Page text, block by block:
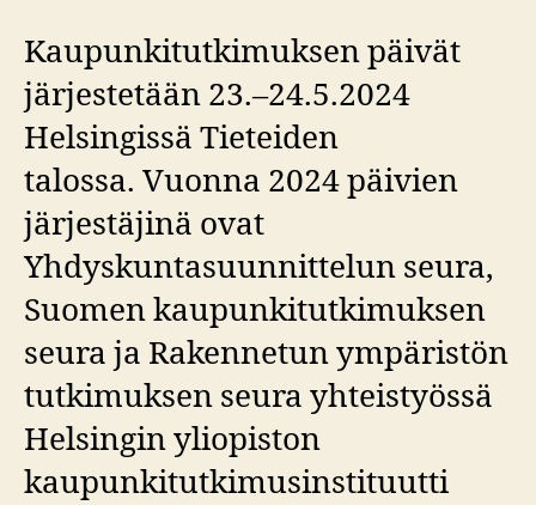
Kaupunkitutkimuksen päivät
järjestetään 23.–24.5.2024
Helsingissä Tieteiden
talossa. Vuonna 2024 päivien
järjestäjinä ovat
Yhdyskuntasuunnittelun seura,
Suomen kaupunkitutkimuksen
seura ja Rakennetun ympäristön
tutkimuksen seura yhteistyössä
Helsingin yliopiston
kaupunkitutkimusinstituutti